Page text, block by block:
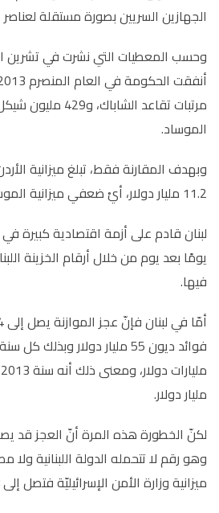
الجهازين السريين بصورة مستقلة
وحسب المعطيات التي نشرت في تشرين
مرتبات تقاعد
الموساد.
11.2 مليار دولار، أيْ ضعفي ميزانية الموساد والشاباك.
لبنان قادم على أزمة اقتصادية كبيرة
يومًا بعد يوم من خلال أرقام الخزينة
فيها.
مليار دولار.
وهو رقم لا تتحمله الدولة اللبنانية ولا
ميزانية وزارة الأمن الإسرائيليّة فتصل إلى 52.8 مليار شيكل.